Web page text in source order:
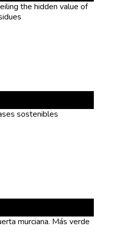
the hidden value of
sostenibles
murciana. Más verde